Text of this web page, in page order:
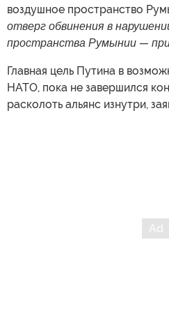
воздушное пространство
отверг обвинения в
пространства Румынии —
Главная цель Путина в
НАТО, пока не завершился
расколоть альянс изнутри,